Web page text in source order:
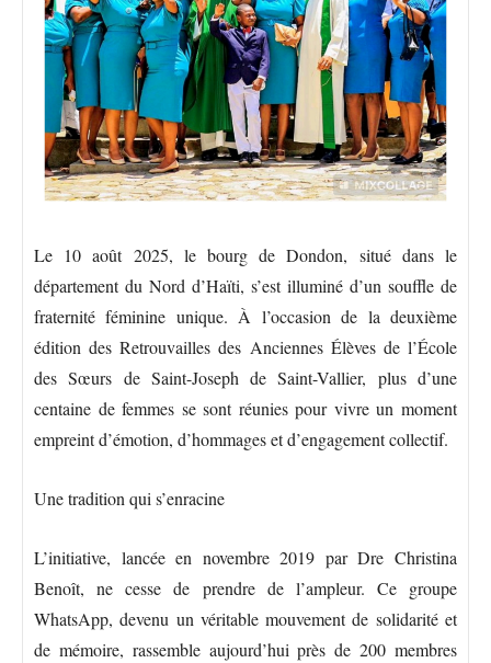
Le 10 août 2025, le bourg de Dondon, situé dans le
département du Nord d’Haïti, s’est illuminé d’un souffle de
fraternité féminine unique. À l’occasion de la deuxième
édition des Retrouvailles des Anciennes Élèves de l’École
des Sœurs de Saint-Joseph de Saint-Vallier, plus d’une
centaine de femmes se sont réunies pour vivre un moment
empreint d’émotion, d’hommages et d’engagement collectif.
Une tradition qui s’enracine
L’initiative, lancée en novembre 2019 par Dre Christina
Benoît, ne cesse de prendre de l’ampleur. Ce groupe
WhatsApp, devenu un véritable mouvement de solidarité et
de mémoire, rassemble aujourd’hui près de 200 membres